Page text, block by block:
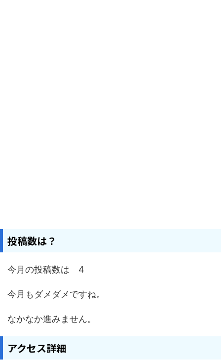
投稿数は？
今月の投稿数は 4
今月もダメダメですね。
なかなか進みません。
アクセス詳細